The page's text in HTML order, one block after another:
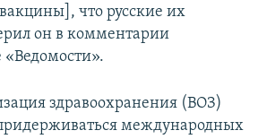
что русские их
он в комментарии
«Ведомости».
здравоохранения (ВОЗ)
международных